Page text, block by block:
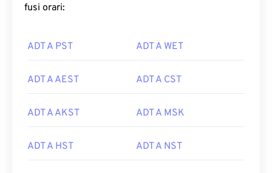
fusi orari:
ADT A PST ADT A WET
ADT A AEST ADT A CST
ADT A AKST ADT A MSK
ADT A HST ADT A NST